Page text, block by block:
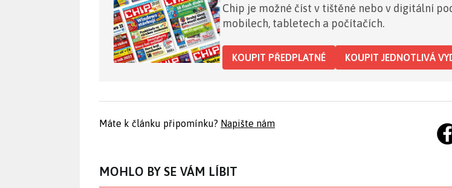
Chip je možné číst v tištěné nebo v digitální
mobilech, tabletech a počítačích.
KOUPIT PŘEDPLATNÉ KOUPIT JEDNOTLIVÁ
Máte k článku připomínku? Napište nám
MOHLO BY SE VÁM LÍBIT